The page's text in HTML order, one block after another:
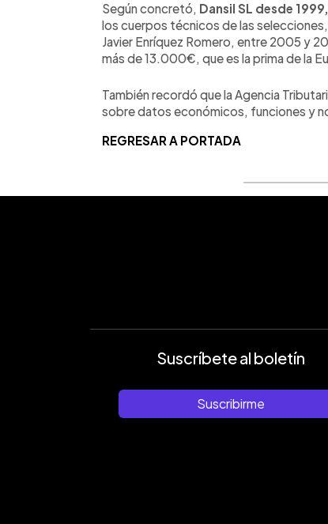
Según concretó, Dansil SL desde
los cuerpos técnicos de las
Javier Enríquez Romero, entre 2005 y
más de 13.000€, que es la prima de la
También recordó que la Agencia
sobre datos económicos, funciones y
REGRESAR A PORTADA
Suscríbete al boletín
Suscribirme